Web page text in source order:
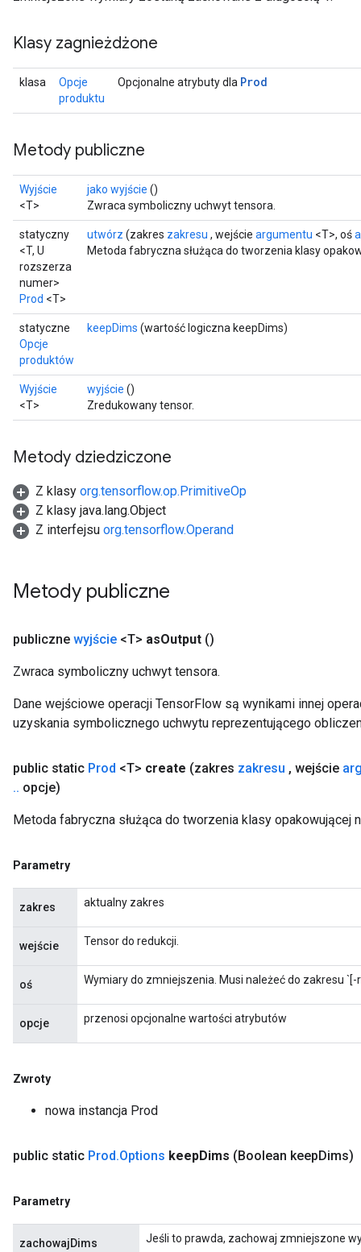
Klasy zagnieżdżone
klasa
Opcje
produktu
Opcjonalne atrybuty dla Prod
Metody publiczne
Wyjście
<T>
jako wyjście ()
Zwraca symboliczny uchwyt tensora.
statyczny
<T, U
rozszerza
numer>
Prod <T>
utwórz (zakres zakresu , wejście argumentu <T>, oś
Metoda fabryczna służąca do tworzenia klasy
statyczne
Opcje
produktów
keepDims (wartość logiczna keepDims)
Wyjście
<T>
wyjście ()
Zredukowany tensor.
Metody dziedziczone
Z klasy org.tensorflow.op.PrimitiveOp
Z klasy java.lang.Object
Z interfejsu org.tensorflow.Operand
Metody publiczne
publiczne wyjście <T> asOutput ()
Zwraca symboliczny uchwyt tensora.
Dane wejściowe operacji TensorFlow są wynikami innej
uzyskania symbolicznego uchwytu reprezentującego
public static Prod <T> create (zakres zakresu , wejście
.. opcje)
Metoda fabryczna służąca do tworzenia klasy opakowującej
Parametry
zakres aktualny zakres
wejście Tensor do redukcji.
oś Wymiary do zmniejszenia. Musi należeć do zakresu
opcje przenosi opcjonalne wartości atrybutów
Zwroty
nowa instancja Prod
public static Prod.Options keepDims (Boolean keepDims)
Parametry
zachowajDims Jeśli to prawda, zachowaj zmniejszone